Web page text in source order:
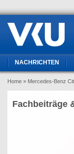
NACHRICHTEN
Home » Mercedes-Benz
Fachbeiträge